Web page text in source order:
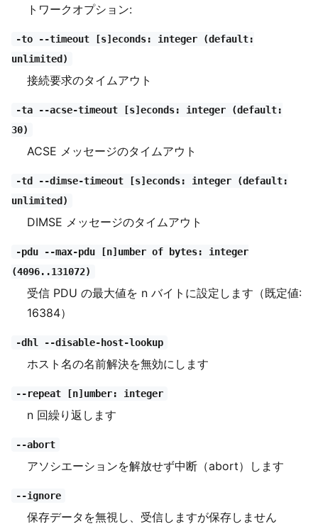
トワークオプション:
-to --timeout [s]econds: integer (default:
unlimited)
接続要求のタイムアウト
-ta --acse-timeout [s]econds: integer (default:
30)
ACSE メッセージのタイムアウト
-td --dimse-timeout [s]econds: integer (default:
unlimited)
DIMSE メッセージのタイムアウト
-pdu --max-pdu [n]umber of bytes: integer
(4096..131072)
受信 PDU の最大値を n バイトに設定します（既定値:
16384）
-dhl --disable-host-lookup
ホスト名の名前解決を無効にします
--repeat [n]umber: integer
n 回繰り返します
--abort
アソシエーションを解放せず中断（abort）します
--ignore
保存データを無視し、受信しますが保存しません